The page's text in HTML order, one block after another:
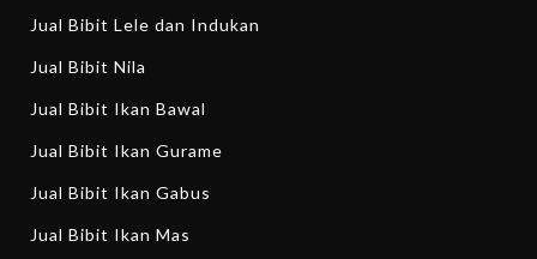
Jual Bibit Lele dan Indukan
Jual Bibit Nila
Jual Bibit Ikan Bawal
Jual Bibit Ikan Gurame
Jual Bibit Ikan Gabus
Jual Bibit Ikan Mas